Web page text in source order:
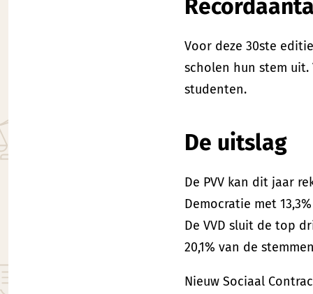
Voor deze 30ste
scholen hun stem uit.
studenten.
De uitslag
De PVV kan dit jaar
Democratie met
De VVD sluit de top
20,1% van de
Nieuw Sociaal